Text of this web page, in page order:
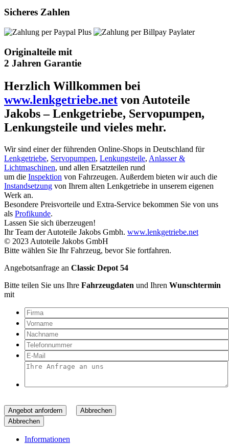
Sicheres Zahlen
Originalteile mit
2 Jahren Garantie
Herzlich Willkommen bei
www.lenkgetriebe.net von Autoteile
Jakobs – Lenkgetriebe, Servopumpen,
Lenkungsteile und vieles mehr.
Wir sind einer der führenden Online-Shops in Deutschland für
Lenkgetriebe, Servopumpen, Lenkungsteile, Anlasser &
Lichtmaschinen, und allen Ersatzteilen rund
um die Inspektion von Fahrzeugen. Außerdem bieten wir auch die
Instandsetzung von Ihrem alten Lenkgetriebe in unserem eigenen
Werk an.
Besondere Preisvorteile und Extra-Service bekommen Sie von uns
als Profikunde.
Lassen Sie sich überzeugen!
Ihr Team der Autoteile Jakobs Gmbh. www.lenkgetriebe.net
© 2023 Autoteile Jakobs GmbH
Bitte wählen Sie Ihr Fahrzeug, bevor Sie fortfahren.
Angebotsanfrage an Classic Depot 54
Bitte teilen Sie uns Ihre Fahrzeugdaten und Ihren Wunschtermin
mit
Angebot anfordern
Abbrechen
Abbrechen
Informationen